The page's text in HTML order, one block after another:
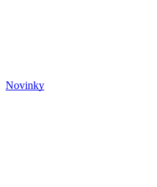
Novinky